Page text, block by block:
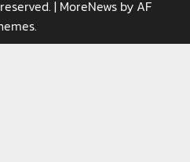
| MoreNews by AF